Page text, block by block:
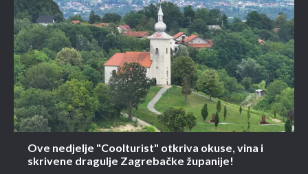
Ove nedjelje "Coolturist" otkriva okuse, vina i
skrivene dragulje Zagrebačke županije!